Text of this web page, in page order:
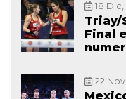
18 Dic,
Triay/
Final
22